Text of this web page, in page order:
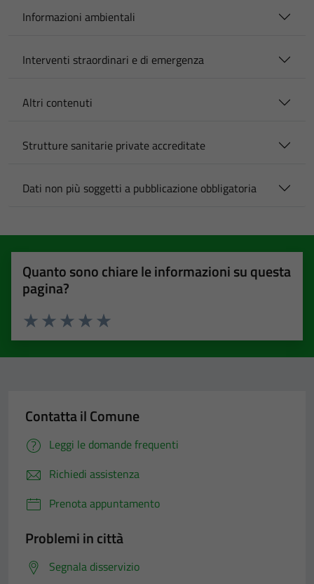
Informazioni ambientali
Interventi straordinari e di emergenza
Altri contenuti
Strutture sanitarie private accreditate
Dati non più soggetti a pubblicazione obbligatoria
Quanto sono chiare le informazioni su questa
pagina?
Valuta 5 stelle su 5
Valuta 4 stelle su 5
Valuta 3 stelle su 5
Valuta 2 stelle su 5
Valuta 1 stelle su 5
Contatta il Comune
Leggi le domande frequenti
Richiedi assistenza
Prenota appuntamento
Problemi in città
Segnala disservizio